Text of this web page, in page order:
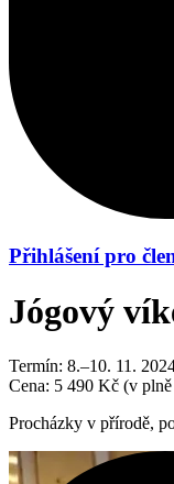
Přihlášení pro
Jógový
Termín: 8.–10. 11.
Cena: 5 490 Kč (v
Procházky v přírodě,